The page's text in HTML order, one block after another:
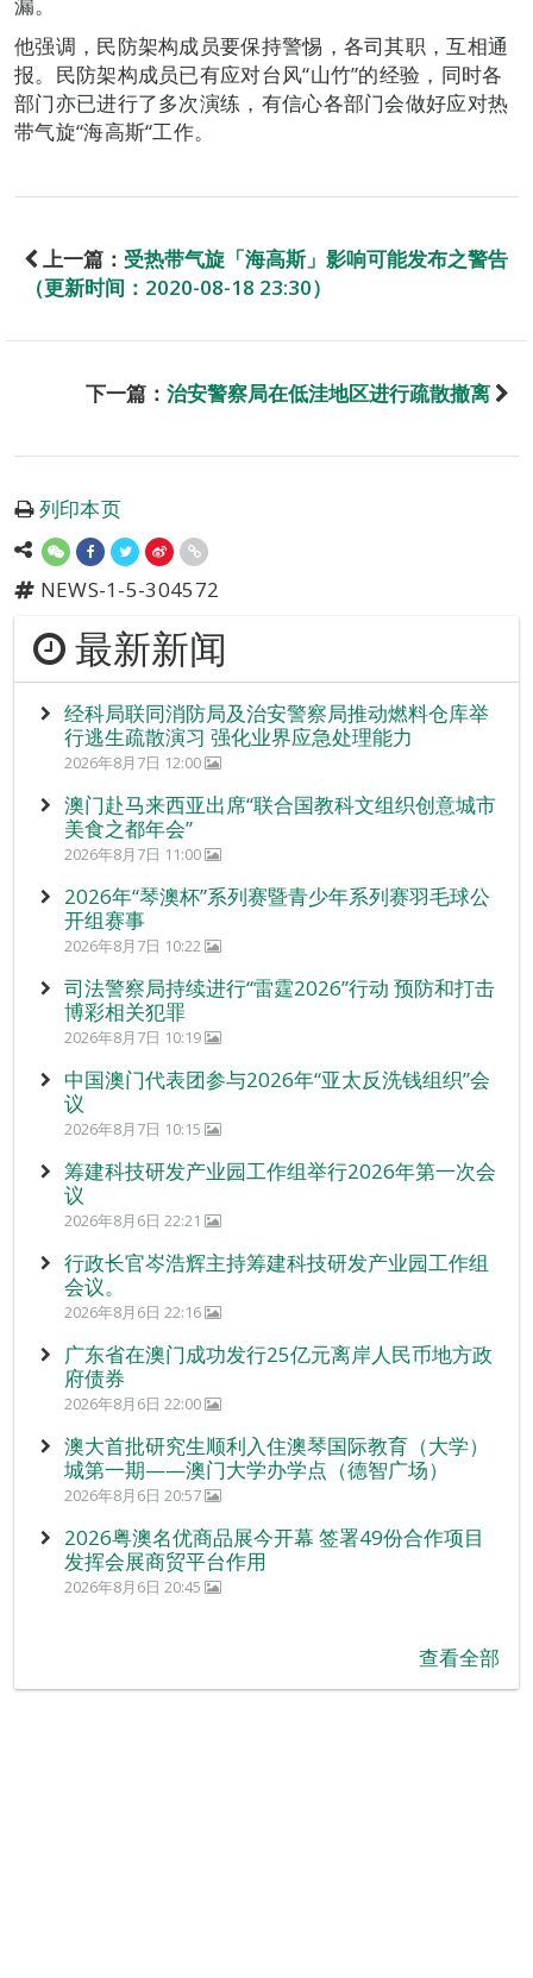
他强调，民防架构成员要保持警惕，各司其职，互相通
报。民防架构成员已有应对台风“山竹”的经验，同时各
部门亦已进行了多次演练，有信心各部门会做好应对热
带气旋“海高斯“工作。
上一篇： 受热带气旋「海高斯」影响可能发布之警告
（更新时间：2020-08-18 23:30）
下一篇： 治安警察局在低洼地区进行疏散撤离
列印本页
NEWS-1-5-304572
最新新闻
经科局联同消防局及治安警察局推动燃料仓库举
行逃生疏散演习 强化业界应急处理能力
2026年8月7日 12:00
澳门赴马来西亚出席“联合国教科文组织创意城市
美食之都年会”
2026年8月7日 11:00
2026年“琴澳杯”系列赛暨青少年系列赛羽毛球公
开组赛事
2026年8月7日 10:22
司法警察局持续进行“雷霆2026”行动 预防和打击
博彩相关犯罪
2026年8月7日 10:19
中国澳门代表团参与2026年“亚太反洗钱组织”会
议
2026年8月7日 10:15
筹建科技研发产业园工作组举行2026年第一次会
议
2026年8月6日 22:21
行政长官岑浩辉主持筹建科技研发产业园工作组
会议。
2026年8月6日 22:16
广东省在澳门成功发行25亿元离岸人民币地方政
府债券
2026年8月6日 22:00
澳大首批研究生顺利入住澳琴国际教育（大学）
城第一期——澳门大学办学点（德智广场）
2026年8月6日 20:57
2026粤澳名优商品展今开幕 签署49份合作项目
发挥会展商贸平台作用
2026年8月6日 20:45
查看全部